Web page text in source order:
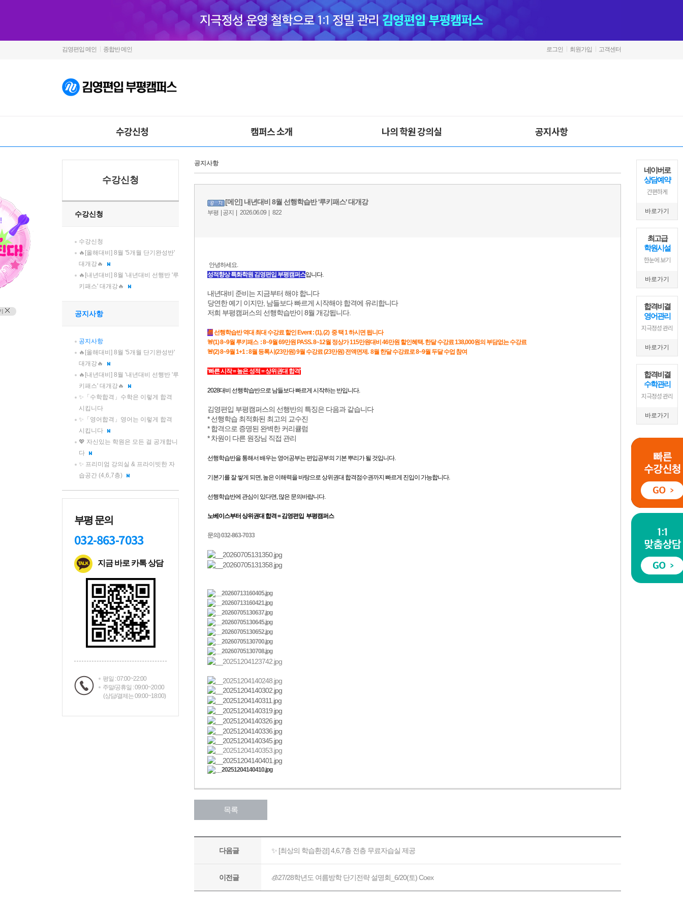
김영편입 메인 종합반 메인 로그인 회원가입 고객센터
수강신청 캠퍼스 소개 나의 학원 강의실 공지사항
네이버로
상담예약
간편하게
바로가기
최고급
학원시설
한눈에 보기
바로가기
합격비결
영어관리
지극정성 관리
바로가기
합격비결
수학관리
지극정성 관리
바로가기
수강신청
수강신청
수강신청
🔥[올해대비] 8월 '5개월 단기완성반'
대개강🔥
🔥[내년대비] 8월 '내년대비 선행반 '루
키패스' 대개강🔥
공지사항
공지사항
🔥[올해대비] 8월 '5개월 단기완성반'
대개강🔥
🔥[내년대비] 8월 '내년대비 선행반 '루
키패스' 대개강🔥
✨「수학합격」수학은 이렇게 합격
시킵니다
✨「영어합격」영어는 이렇게 합격
시킵니다
💖 자신있는 학원은 모든 걸 공개합니
다
✨ 프리미엄 강의실 & 프라이빗한 자
습공간 (4,6,7층)
부평 문의
032-863-7033
지금 바로 카톡 상담
평일 : 07:00~22:00
주말/공휴일 : 09:00~20:00
(상담/결제는 09:00~18:00)
공지사항